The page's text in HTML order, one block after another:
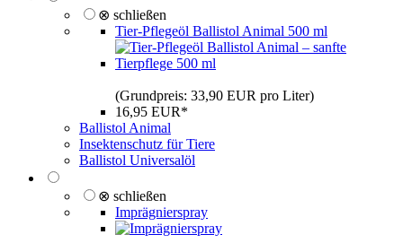
⊗ schließen
Tier-Pflegeöl Ballistol Animal 500 ml
(Grundpreis: 33,90 EUR pro Liter)
16,95 EUR*
Ballistol Animal
Insektenschutz für Tiere
Ballistol Universalöl
⊗ schließen
Imprägnierspray